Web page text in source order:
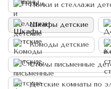
Полки и стеллажи
Шкафы детские
Комоды детские
Столы письменные
Детские комнаты по